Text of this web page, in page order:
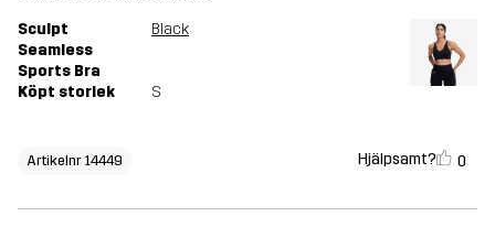
Sculpt
Seamless
Sports Bra
Black
Köpt storlek S
Artikelnr 14449 Hjälpsamt? 0